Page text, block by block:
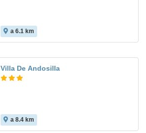
a 6.1 km
Villa De Andosilla
a 8.4 km